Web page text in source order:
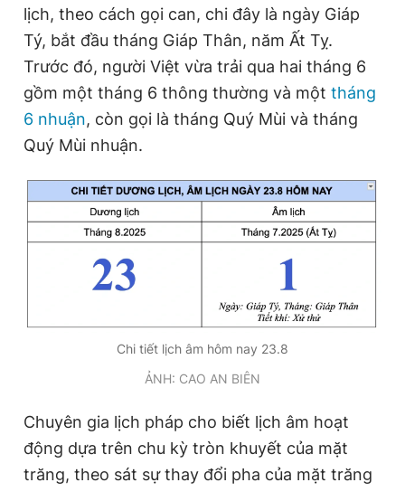
Tiện ích Bạn cần biết
Thông tin tòa soạn Liên hệ quảng cáo
Đọc Thanh Niên trên điện thoại
Liên hệ quảng cáo
0908 780 404
Đặt báo Quảng cáo Tòa soạn Chính sách bảo
Tổng biên tập: Nguyễn Ngọc Toàn
Phó tổng biên tập thường trực: Hải Thành
lịch, theo cách gọi can, chi đây là ngày Giáp
Tý, bắt đầu tháng Giáp Thân, năm Ất Tỵ.
Trước đó, người Việt vừa trải qua hai tháng 6
gồm một tháng 6 thông thường và một tháng
6 nhuận, còn gọi là tháng Quý Mùi và tháng
Quý Mùi nhuận.
Chi tiết lịch âm hôm nay 23.8
ẢNH: CAO AN BIÊN
Chuyên gia lịch pháp cho biết lịch âm hoạt
động dựa trên chu kỳ tròn khuyết của mặt
trăng, theo sát sự thay đổi pha của mặt trăng